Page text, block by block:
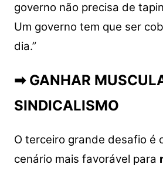
governo não precisa de
Um governo tem que ser
dia.”
➡ GANHAR
SINDICALISMO
O terceiro grande desafio é
cenário mais favorável para